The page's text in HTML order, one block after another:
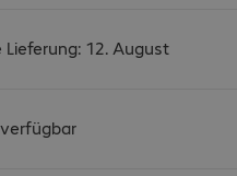
Lieferung: 12. August